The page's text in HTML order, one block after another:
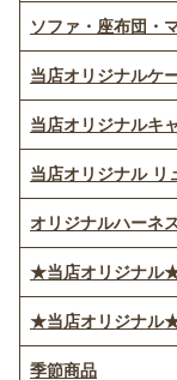
ソファ・座布団・
当店オリジナルケ
当店オリジナルキ
当店オリジナル リ
オリジナルハーネ
★当店オリジナル
★当店オリジナル
季節商品